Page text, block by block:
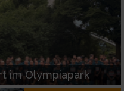
im Olympiapark